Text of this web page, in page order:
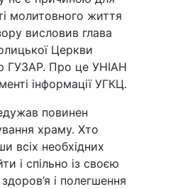
молитовного життя
висловив глава
Церкви
ГУЗАР. Про це УНІАН
інформації УГКЦ.
повинен
храму. Хто
всіх необхідних
і спільно із своєю
і полегшення